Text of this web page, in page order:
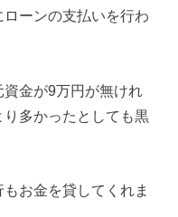
ーンの支払いを行わ
金が9万円が無けれ
多かったとしても黒
お金を貸してくれま